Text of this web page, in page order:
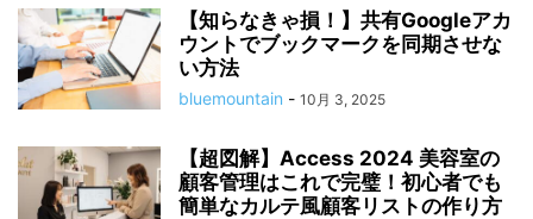
【知らなきゃ損！】共有Googleアカ
ウントでブックマークを同期させな
い方法
bluemountain - 10月 3, 2025
【超図解】Access 2024 美容室の
顧客管理はこれで完璧！初心者でも
簡単なカルテ風顧客リストの作り方